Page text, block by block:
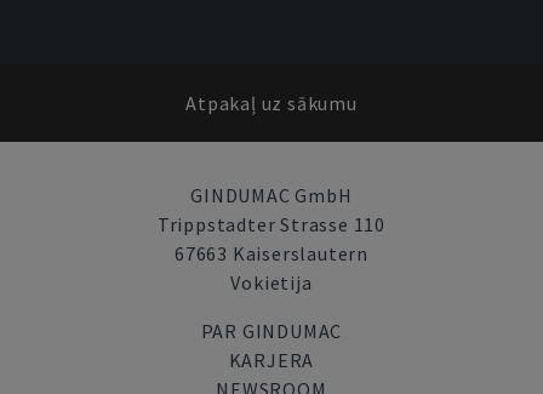
Atpakaļ uz sākumu
GINDUMAC GmbH
Trippstadter Strasse 110
67663 Kaiserslautern
Vokietija
PAR GINDUMAC
KARJERA
NEWSROOM